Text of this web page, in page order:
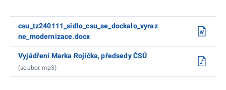
csu_tz240111_sidlo_csu_se_dockalo_vyraz
ne_modernizace.docx
Vyjádření Marka Rojíčka, předsedy ČSÚ
(soubor mp3)